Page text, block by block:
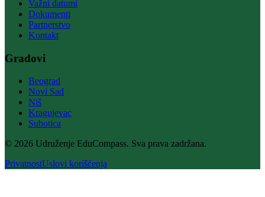
Važni datumi
Dokumenti
Partnerstvo
Kontakt
Gradovi
Beograd
Novi Sad
Niš
Kragujevac
Subotica
© 2026 Udruženje EduCompass. Sva prava zadržana.
PrivatnostUslovi korišćenja